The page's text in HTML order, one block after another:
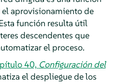
aprovisionamiento de
función resulta útil
descendentes que
el proceso.
40, Configuración del
el despliegue de los